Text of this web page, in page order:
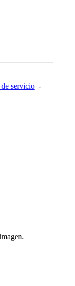
servicio -